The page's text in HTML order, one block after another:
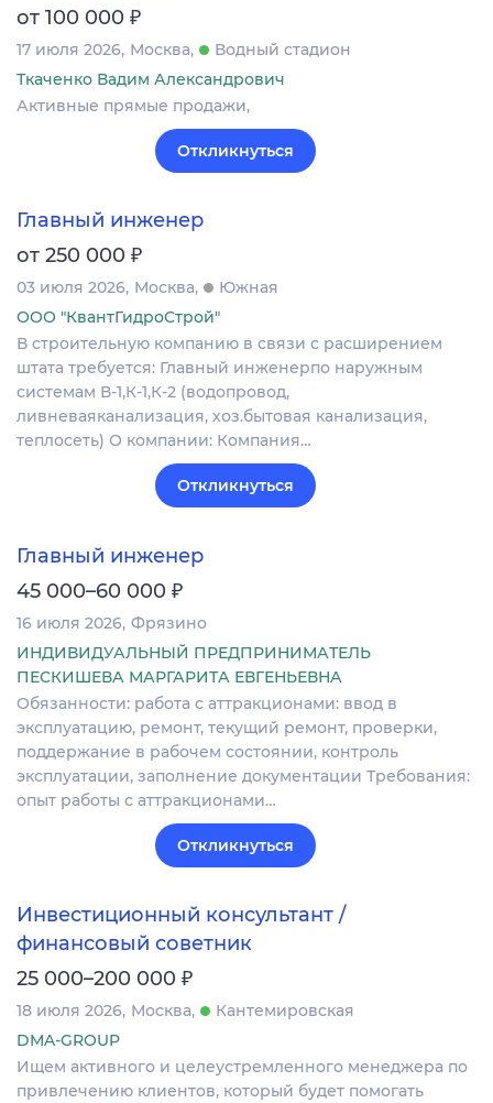
от 100 000 ₽
17 июля 2026 Москва
Водный стадион
Ткаченко Вадим Александрович
Активные прямые продажи,
Откликнуться
Главный инженер
от 250 000 ₽
03 июля 2026 Москва
Южная
ООО "КвантГидроСтрой"
В строительную компанию в связи с расширением
штата требуется: Главный инженерпо наружным
системам В-1,К-1,К-2 (водопровод,
ливневаяканализация, хоз.бытовая канализация,
теплосеть) О компании: Компания…
Откликнуться
Главный инженер
45 000–60 000 ₽
16 июля 2026 Фрязино
ИНДИВИДУАЛЬНЫЙ ПРЕДПРИНИМАТЕЛЬ
ПЕСКИШЕВА МАРГАРИТА ЕВГЕНЬЕВНА
Обязанности: работа с аттракционами: ввод в
эксплуатацию, ремонт, текущий ремонт, проверки,
поддержание в рабочем состоянии, контроль
эксплуатации, заполнение документации Требования:
опыт работы с аттракционами…
Откликнуться
Инвестиционный консультант /
финансовый советник
25 000–200 000 ₽
18 июля 2026 Москва
Кантемировская
DMA-GROUP
Ищем активного и целеустремленного менеджера по
привлечению клиентов, который будет помогать